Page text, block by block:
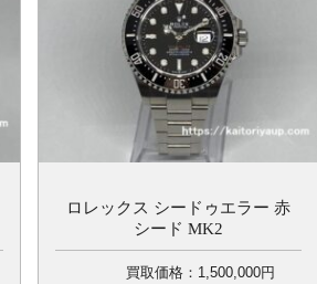
ロレックス シードゥエラー 赤
シード MK2
買取価格：1,500,000円